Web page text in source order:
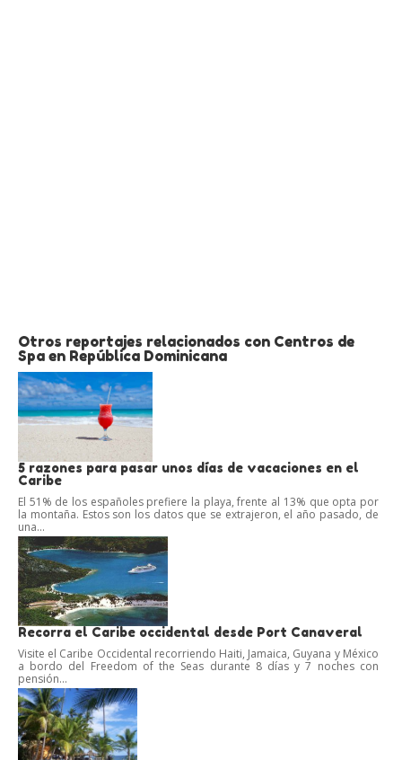
Otros reportajes relacionados con Centros de
Spa en República Dominicana
5 razones para pasar unos días de vacaciones en el
Caribe
El 51% de los españoles prefiere la playa, frente al 13% que opta por
la montaña. Estos son los datos que se extrajeron, el año pasado, de
una...
Recorra el Caribe occidental desde Port Canaveral
Visite el Caribe Occidental recorriendo Haiti, Jamaica, Guyana y México
a bordo del Freedom of the Seas durante 8 días y 7 noches con
pensión...